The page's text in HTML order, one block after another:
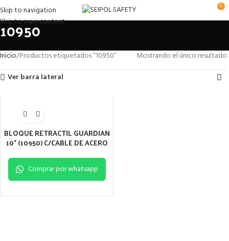
Skip to navigation
Skip to main content
0
10950
Inicio Productos etiquetados “10950”
Mostrando el único resultado
Ver barra lateral
BLOQUE RETRACTIL GUARDIAN
10° (10950) C/CABLE DE ACERO
Comprar por whatsapp